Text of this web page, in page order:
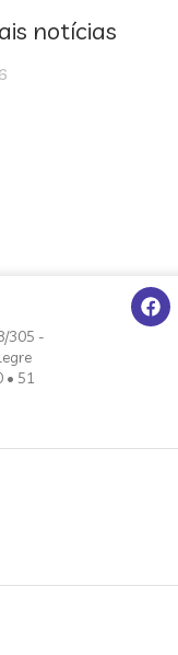
notícias
305 -
• 51